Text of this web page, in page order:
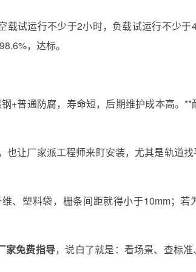
载试运行不少于2小时，负载试运行不少于
，达标。
+普通防腐，寿命短，后期维护成本高。
也让厂家派工程师来盯安装，尤其是轨道找
、塑料袋，栅条间距就得小于10mm；若
家免费指导，说白了就是：看场景、查标